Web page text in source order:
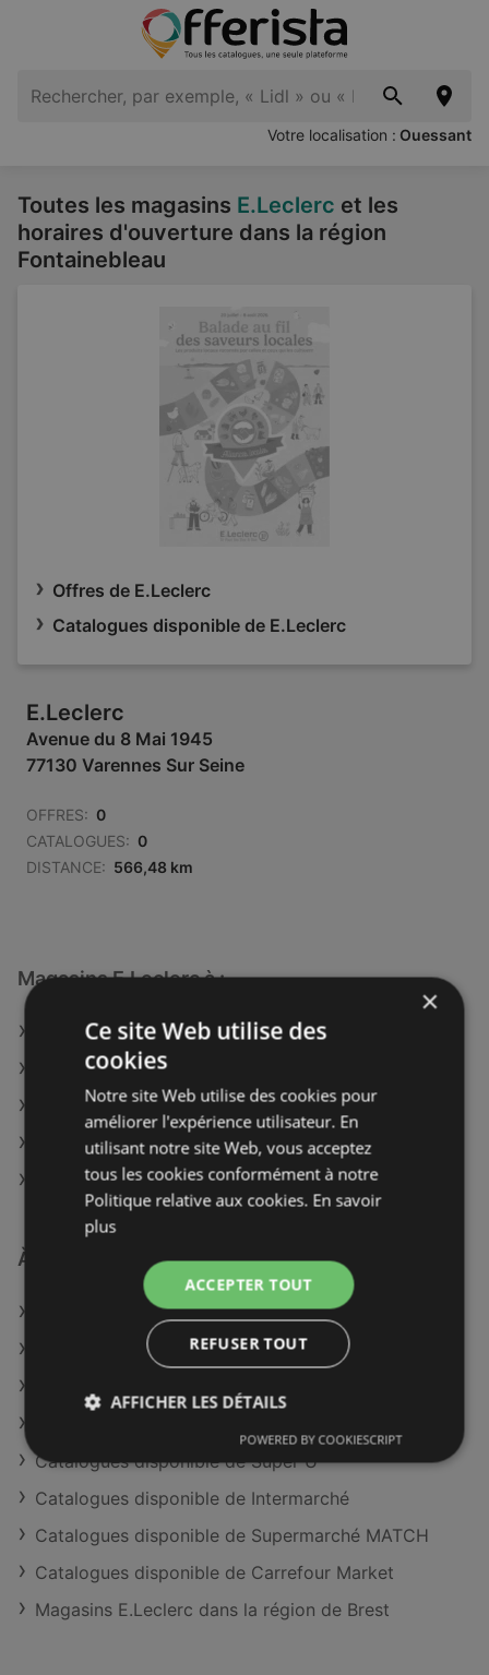
Votre localisation : Ouessant
Toutes les magasins E.Leclerc et les
horaires d'ouverture dans la région
Fontainebleau
Offres de E.Leclerc
Catalogues disponible de E.Leclerc
E.Leclerc
Avenue du 8 Mai 1945
77130 Varennes Sur Seine
OFFRES: 0
CATALOGUES: 0
DISTANCE: 566,48 km
Magasins E.Leclerc à :
E.Leclerc à Saint-Amand-Montrond
E.Leclerc à Vierzon
E.Leclerc à Parthenay
E.Leclerc à Aix-en-Provence
E.Leclerc à Saint-Denis
À découvrir aussi
Offres de E.Leclerc
Offres de Lidl
Catalogues disponible de Super U
Catalogues disponible de Intermarché
Catalogues disponible de Supermarché MATCH
Catalogues disponible de Carrefour Market
Magasins E.Leclerc dans la région de Brest
×
Ce site Web utilise des
cookies
Notre site Web utilise des cookies pour
améliorer l'expérience utilisateur. En
utilisant notre site Web, vous acceptez
tous les cookies conformément à notre
Politique relative aux cookies. En savoir
plus
ACCEPTER TOUT
REFUSER TOUT
AFFICHER LES DÉTAILS
POWERED BY COOKIESCRIPT